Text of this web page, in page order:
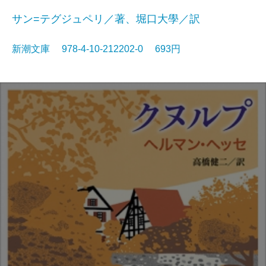
サン=テグジュペリ／著、堀口大學／訳
新潮文庫 978-4-10-212202-0 693円